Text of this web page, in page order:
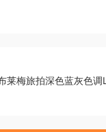
莱梅旅拍深色蓝灰色